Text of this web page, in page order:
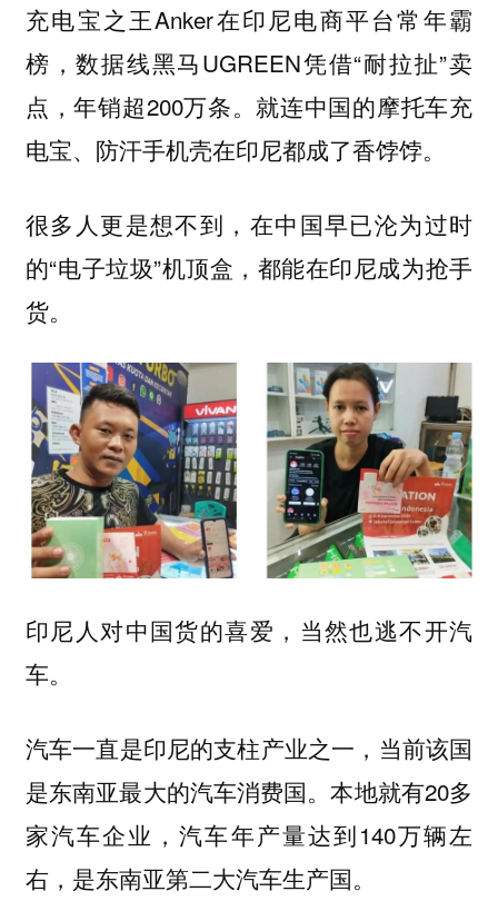
充电宝之王Anker在印尼电商平台常年霸
榜，数据线黑马UGREEN凭借“耐拉扯”卖
点，年销超200万条。就连中国的摩托车充
电宝、防汗手机壳在印尼都成了香饽饽。
很多人更是想不到，在中国早已沦为过时
的“电子垃圾”机顶盒，都能在印尼成为抢手
货。
印尼人对中国货的喜爱，当然也逃不开汽
车。
汽车一直是印尼的支柱产业之一，当前该国
是东南亚最大的汽车消费国。本地就有20多
家汽车企业，汽车年产量达到140万辆左
右，是东南亚第二大汽车生产国。